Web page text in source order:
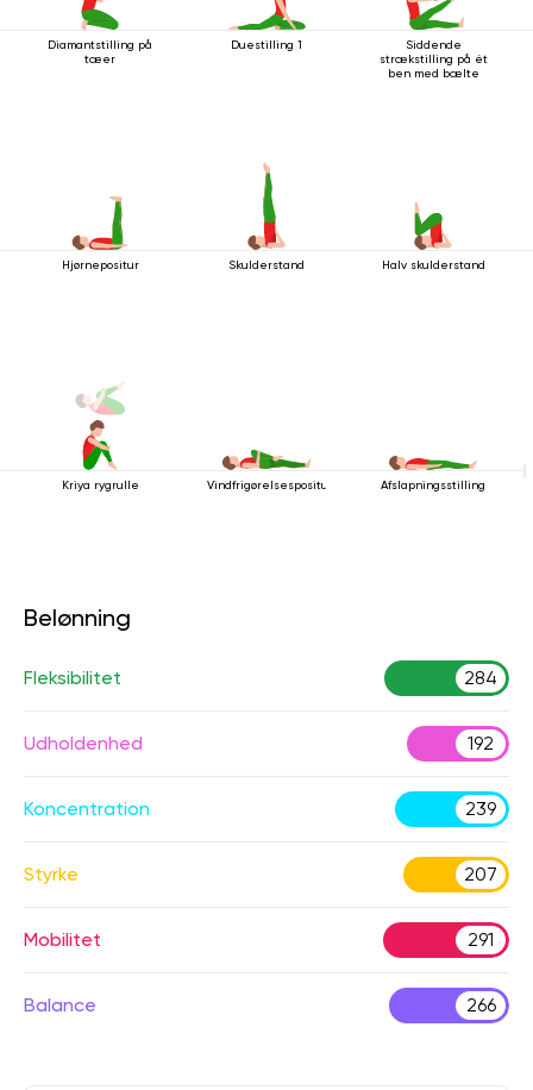
Diamantstilling på
tæer
Duestilling 1
Siddende
strækstilling på ét
ben med bælte
Hjørnepositur Skulderstand Halv skulderstand
Kriya rygrulle Vindfrigørelsespositur Afslapningsstilling
Belønning
Fleksibilitet 284
Udholdenhed 192
Koncentration 239
Styrke 207
Mobilitet 291
Balance 266